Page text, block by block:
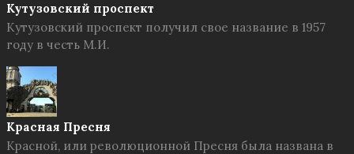
Кутузовский проспект
Кутузовский проспект получил свое название в 1957
году в честь М.И.
Красная Пресня
Красной, или революционной Пресня была названа в